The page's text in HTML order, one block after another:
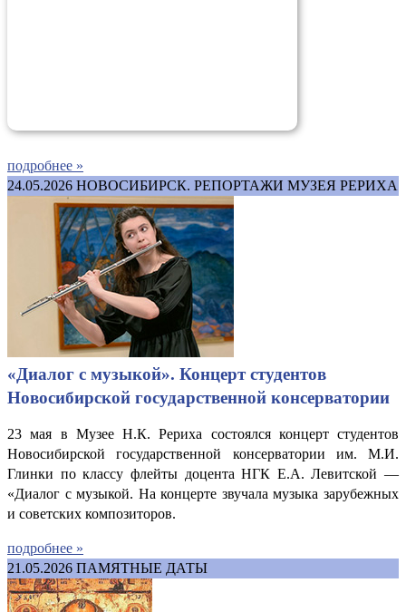
подробнее »
24.05.2026 НОВОСИБИРСК. РЕПОРТАЖИ МУЗЕЯ РЕРИХА
«Диалог с музыкой». Концерт студентов
Новосибирской государственной консерватории
23 мая в Музее Н.К. Рериха состоялся концерт студентов
Новосибирской государственной консерватории им. М.И.
Глинки по классу флейты доцента НГК Е.А. Левитской —
«Диалог с музыкой. На концерте звучала музыка зарубежных
и советских композиторов.
подробнее »
21.05.2026 ПАМЯТНЫЕ ДАТЫ